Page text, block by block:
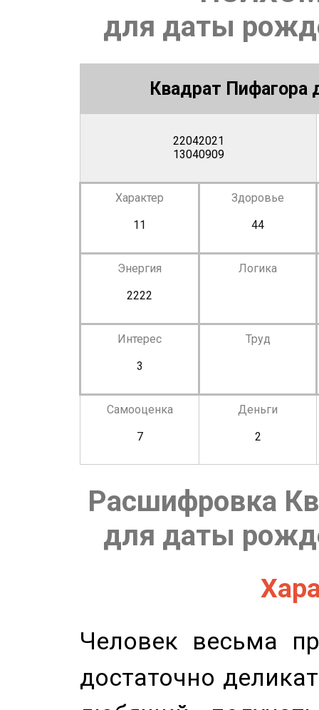
для даты
Квадрат Пифагора
22042021
13040909
Характер
11
Здоровье
44
Энергия
2222
Логика
Интерес
3
Труд
Самооценка
7
Деньги
2
Расшифровка
для даты
Человек весьма
достаточно